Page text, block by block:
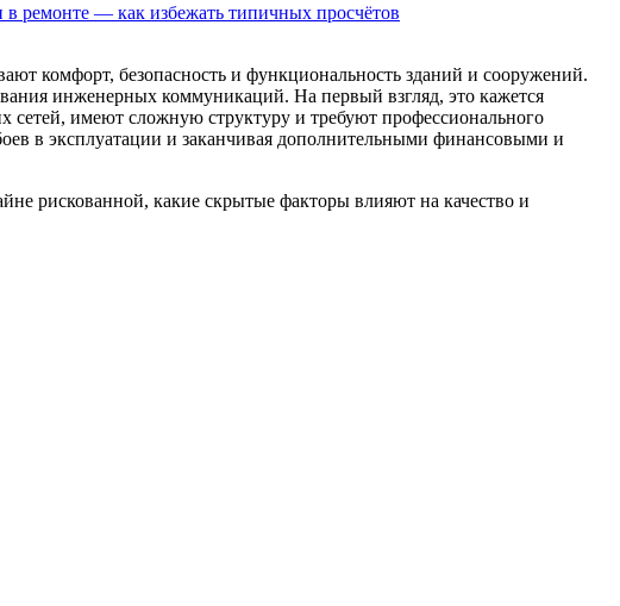
ремонте — как избежать типичных просчётов
комфорт, безопасность и функциональность зданий и сооружений.
инженерных коммуникаций. На первый взгляд, это кажется
имеют сложную структуру и требуют профессионального
в эксплуатации и заканчивая дополнительными финансовыми и
рискованной, какие скрытые факторы влияют на качество и